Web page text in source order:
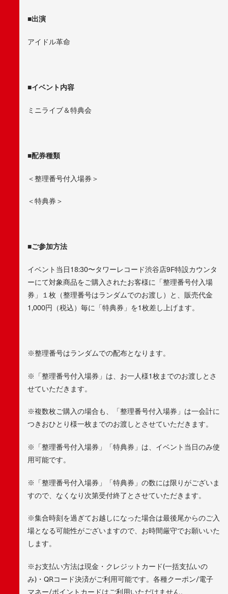
■出演
アイドル革命
■イベント内容
ミニライブ＆特典会
■配券種類
＜整理番号付入場券＞
＜特典券＞
■ご参加方法
イベント当日18:30〜タワーレコード渋谷店9F特設カウンタ
ーにて対象商品をご購入されたお客様に「整理番号付入場
券」１枚（整理番号はランダムでのお渡し）と、販売代金
1,000円（税込）毎に「特典券」を1枚差し上げます。
※整理番号はランダムでの配布となります。
※「整理番号付入場券」は、お一人様1枚までのお渡しとさ
せていただきます。
※複数枚ご購入の場合も、「整理番号付入場券」は一会計に
つきおひとり様一枚までのお渡しとさせていただきます。
※「整理番号付入場券」「特典券」は、イベント当日のみ使
用可能です。
※「整理番号付入場券」「特典券」の数には限りがございま
すので、なくなり次第受付終了とさせていただきます。
※集合時刻を過ぎてお越しになった場合は最後尾からのご入
場となる可能性がございますので、お時間厳守でお願いいた
します。
※お支払い方法は現金・クレジットカード(一括支払いの
み)・QRコード決済がご利用可能です。各種クーポン/電子
マネー/ポイントカードはご利用いただけません。